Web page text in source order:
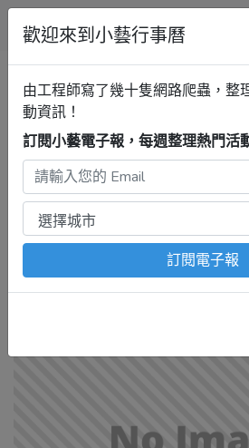
小藝行事曆
全部 展覽 音樂 戲劇
行事曆
雲林活動清單 最
注意：出發前請去官網再次確認！
取，沒有算到疫情影響、例行休館日
歡迎來到小藝行事曆
由工程師寫了幾十隻網路爬蟲，整
動資訊！
訂閱小藝電子報，每週整理熱門活
訂閱電子報